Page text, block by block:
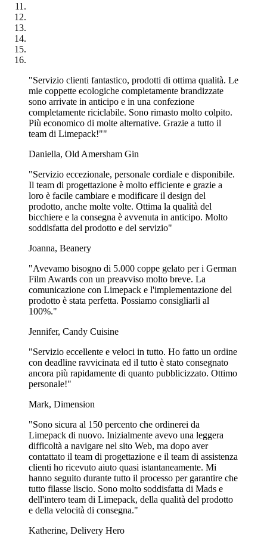
"Servizio clienti fantastico, prodotti di ottima qualità. Le
mie coppette ecologiche completamente brandizzate
sono arrivate in anticipo e in una confezione
completamente riciclabile. Sono rimasto molto colpito.
Più economico di molte alternative. Grazie a tutto il
team di Limepack!""
Daniella, Old Amersham Gin
"Servizio eccezionale, personale cordiale e disponibile.
Il team di progettazione è molto efficiente e grazie a
loro è facile cambiare e modificare il design del
prodotto, anche molte volte. Ottima la qualità del
bicchiere e la consegna è avvenuta in anticipo. Molto
soddisfatta del prodotto e del servizio"
Joanna, Beanery
"Avevamo bisogno di 5.000 coppe gelato per i German
Film Awards con un preavviso molto breve. La
comunicazione con Limepack e l'implementazione del
prodotto è stata perfetta. Possiamo consigliarli al
100%."
Jennifer, Candy Cuisine
"Servizio eccellente e veloci in tutto. Ho fatto un ordine
con deadline ravvicinata ed il tutto è stato consegnato
ancora più rapidamente di quanto pubblicizzato. Ottimo
personale!"
Mark, Dimension
"Sono sicura al 150 percento che ordinerei da
Limepack di nuovo. Inizialmente avevo una leggera
difficoltà a navigare nel sito Web, ma dopo aver
contattato il team di progettazione e il team di assistenza
clienti ho ricevuto aiuto quasi istantaneamente. Mi
hanno seguito durante tutto il processo per garantire che
tutto filasse liscio. Sono molto soddisfatta di Mads e
dell'intero team di Limepack, della qualità del prodotto
e della velocità di consegna."
Katherine, Delivery Hero